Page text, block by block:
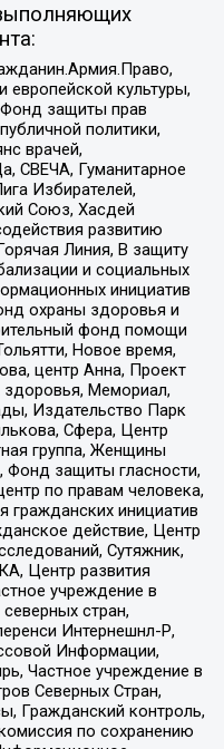
европейской культуры,
Фонд защиты прав
политики,
врачей,
Гуманитарное
Избирателей,
Союз, Хасдей
развитию
Линия, В защиту
и социальных
инициатив
охраны здоровья и
фонд помощи
Новое время,
центр Анна, Проект
здоровья, Мемориал,
Издательство Парк
Сфера, Центр
группа, Женщины
Фонд защиты гласности,
по правам человека,
гражданских инициатив
действие, Центр
Сутяжник,
Центр развития
учреждение в
стран,
Интернешнл-Р,
Информации,
Частное учреждение в
Северных Стран,
Гражданский контроль,
по сохранению